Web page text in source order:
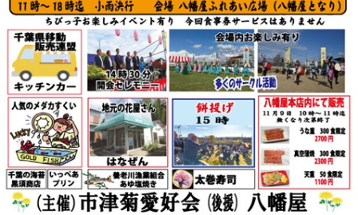
ー
パ
ン
ダ」
を
巻
き
ま
す。
体
教
室
も
あ
り
ま
す。
は